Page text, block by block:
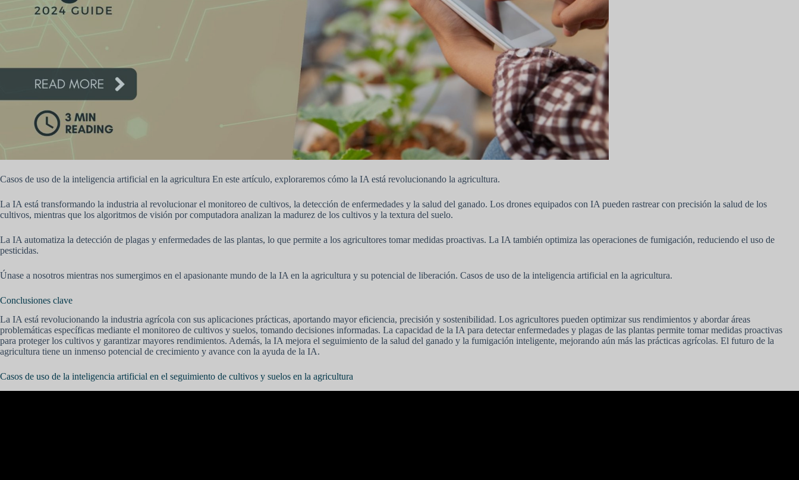
Casos de uso de la inteligencia artificial en la agricultura En este artículo, exploraremos cómo la IA está revolucionando la agricultura.
La IA está transformando la industria al revolucionar el monitoreo de cultivos, la detección de enfermedades y la salud del ganado. Los drones equipados con IA pueden rastrear con precisión la salud de los
cultivos, mientras que los algoritmos de visión por computadora analizan la madurez de los cultivos y la textura del suelo.
La IA automatiza la detección de plagas y enfermedades de las plantas, lo que permite a los agricultores tomar medidas proactivas. La IA también optimiza las operaciones de fumigación, reduciendo el uso de
pesticidas.
Únase a nosotros mientras nos sumergimos en el apasionante mundo de la IA en la agricultura y su potencial de liberación. Casos de uso de la inteligencia artificial en la agricultura.
Conclusiones clave
La IA está revolucionando la industria agrícola con sus aplicaciones prácticas, aportando mayor eficiencia, precisión y sostenibilidad. Los agricultores pueden optimizar sus rendimientos y abordar áreas
problemáticas específicas mediante el monitoreo de cultivos y suelos, tomando decisiones informadas. La capacidad de la IA para detectar enfermedades y plagas de las plantas permite tomar medidas proactivas
para proteger los cultivos y garantizar mayores rendimientos. Además, la IA mejora el seguimiento de la salud del ganado y la fumigación inteligente, mejorando aún más las prácticas agrícolas. El futuro de la
agricultura tiene un inmenso potencial de crecimiento y avance con la ayuda de la IA.
Casos de uso de la inteligencia artificial en el seguimiento de cultivos y suelos en la agricultura